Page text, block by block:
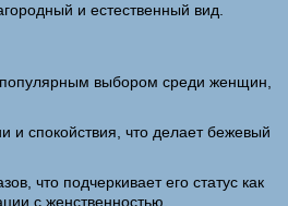
и естественный вид.
популярным выбором среди женщин,
и спокойствия, что делает бежевый
что подчеркивает его статус как
с женственностью.